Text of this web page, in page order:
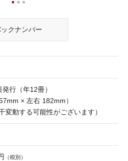
123
クナンバー
行（年12冊）
× 左右 182mm）
変動する可能性がございます）
（税別）